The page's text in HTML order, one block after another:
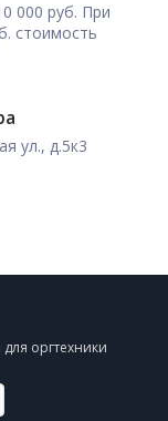
000 руб. При
стоимость
ул., д.5к3
оргтехники